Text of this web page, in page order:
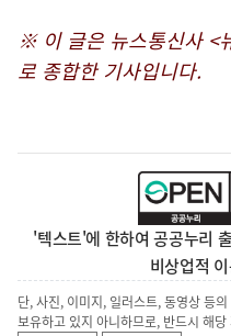
※ 이 글은 뉴스통신사 <
로 종합한 기사입니다.
'텍스트'에 한하여 공공누리
비상업적
단, 사진, 이미지, 일러스트, 동영상 등
보유하고 있지 아니하므로, 반드시 해